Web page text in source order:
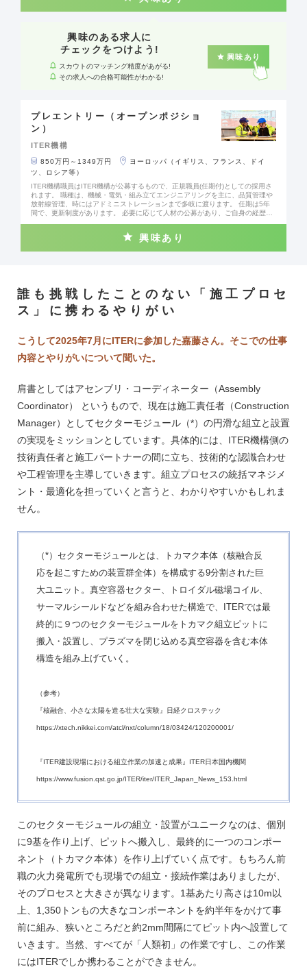
興味のある求人に
チェックをつけよう!
スカウトのマッチング精度があがる!
その求人への合格可能性がわかる!
興味あり
プレエントリー（オープンポジショ
ン）
ITER機構
850万円～1349万円
ヨーロッパ（イギリス、フランス、ドイ
ツ、ロシア等）
ITER機構職員はITER機構が公募するもので、正規職員(任期付)としての採用さ
れます。 職種は、機械・電気・組み立てエンジニアリングを主に、品質管理や
放射線管理、時にはアドミニストレーションまで多岐に渡ります。 任期は5年
間で、更新制度があります。 必要に応じて人材の公募があり、ご自身の経歴に
験を進める予定です。現在、各国で調達された機器がITERサイトで組み上げら
rdinator ・Data Management Section Leader ・Environmental Protection En
gineer ・Quality Engineer ・Radiation Protection Officer ・Process Engineer
・Magnet Engineer ・Diagnostic Integration Officer ・Neutral Beam Mechani
Vacuum Engineer
興味あり
誰も挑戦したことのない「施工プロセ
ス」に携わるやりがい
こうして2025年7月にITERに参加した嘉藤さん。そこでの仕事
内容とやりがいについて聞いた。
肩書としてはアセンブリ・コーディネーター（Assembly
Coordinator） というもので、現在は施工責任者（Construction
Manager）としてセクターモジュール（*）の円滑な組立と設置
の実現をミッションとしています。具体的には、ITER機構側の
技術責任者と施工パートナーの間に立ち、技術的な認識合わせ
や工程管理を主導していきます。組立プロセスの統括マネジメ
ント・最適化を担っていくと言うと、わかりやすいかもしれま
せん。
（*）セクターモジュールとは、トカマク本体（核融合反
応を起こすための装置群全体）を構成する9分割された巨
大ユニット。真空容器セクター、トロイダル磁場コイル、
サーマルシールドなどを組み合わせた構造で、ITERでは最
終的に９つのセクターモジュールをトカマク組立ピットに
搬入・設置し、プラズマを閉じ込める真空容器を含む本体
構造を組み上げていく。
（参考）
『核融合、小さな太陽を造る壮大な実験』日経クロステック
https://xtech.nikkei.com/atcl/nxt/column/18/03424/120200001/
『ITER建設現場における組立作業の加速と成果』ITER日本国内機関
https://www.fusion.qst.go.jp/ITER/iter/ITER_Japan_News_153.html
このセクターモジュールの組立・設置がユニークなのは、個別
に9基を作り上げ、ピットへ搬入し、最終的に一つのコンポー
ネント（トカマク本体）を作り上げていく点です。もちろん前
職の火力発電所でも現場での組立・接続作業はありましたが、
そのプロセスと大きさが異なります。1基あたり高さは10m以
上、1,350トンもの大きなコンポーネントを約半年をかけて事
前に組み、狭いところだと約2mm間隔にてピット内へ設置して
いきます。当然、すべてが「人類初」の作業ですし、この作業
にはITERでしか携わることができません。